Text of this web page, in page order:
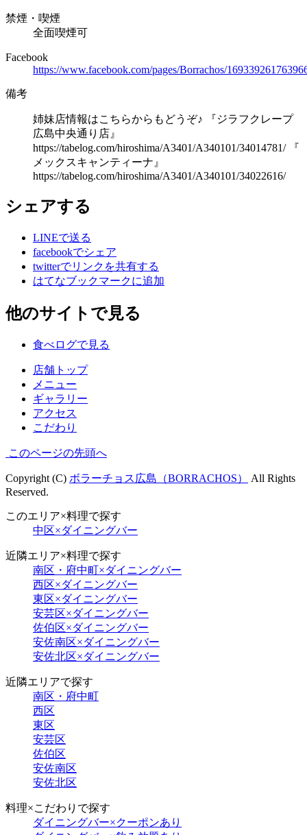
禁煙・喫煙
全面喫煙可
Facebook
https://www.facebook.com/pages/Borrachos/
備考
姉妹店情報はこちらからもどうぞ♪ 『ジラフクレープ
広島中央通り店』
https://tabelog.com/hiroshima/A3401/A340101/34014781/ 『
メックスキャンティーナ』
https://tabelog.com/hiroshima/A3401/A340101/34022616/
シェアする
LINEで送る
facebookでシェア
twitterでリンクを共有する
はてなブックマークに追加
他のサイトで見る
食べログで見る
店舗トップ
メニュー
ギャラリー
アクセス
こだわり
このページの先頭へ
Copyright (C) ボラーチョス広島（BORRACHOS）
All Rights
Reserved.
このエリア×料理で探す
中区×ダイニングバー
近隣エリア×料理で探す
南区・府中町×ダイニングバー
西区×ダイニングバー
東区×ダイニングバー
安芸区×ダイニングバー
佐伯区×ダイニングバー
安佐南区×ダイニングバー
安佐北区×ダイニングバー
近隣エリアで探す
南区・府中町
西区
東区
安芸区
佐伯区
安佐南区
安佐北区
料理×こだわりで探す
ダイニングバー×クーポンあり